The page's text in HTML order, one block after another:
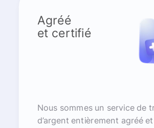
Agréé
et certifié
Nous sommes un service de
d’argent entièrement agréé